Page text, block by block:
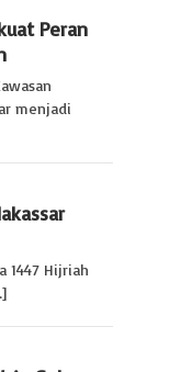
Peran
menjadi
1447 Hijriah